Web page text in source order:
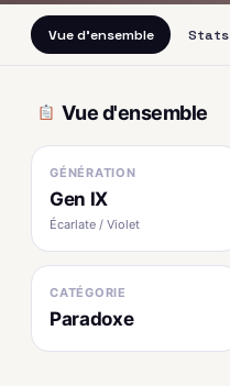
Vue d'ensemble Stats
Vue d'ensemble
GÉNÉRATION
Gen IX
Écarlate / Violet
CATÉGORIE
Paradoxe